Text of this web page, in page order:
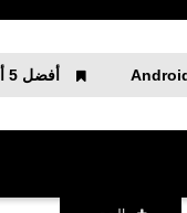
أفضل 5 ألعاب Battle Royale بديلة لعبة Garena Free Fire